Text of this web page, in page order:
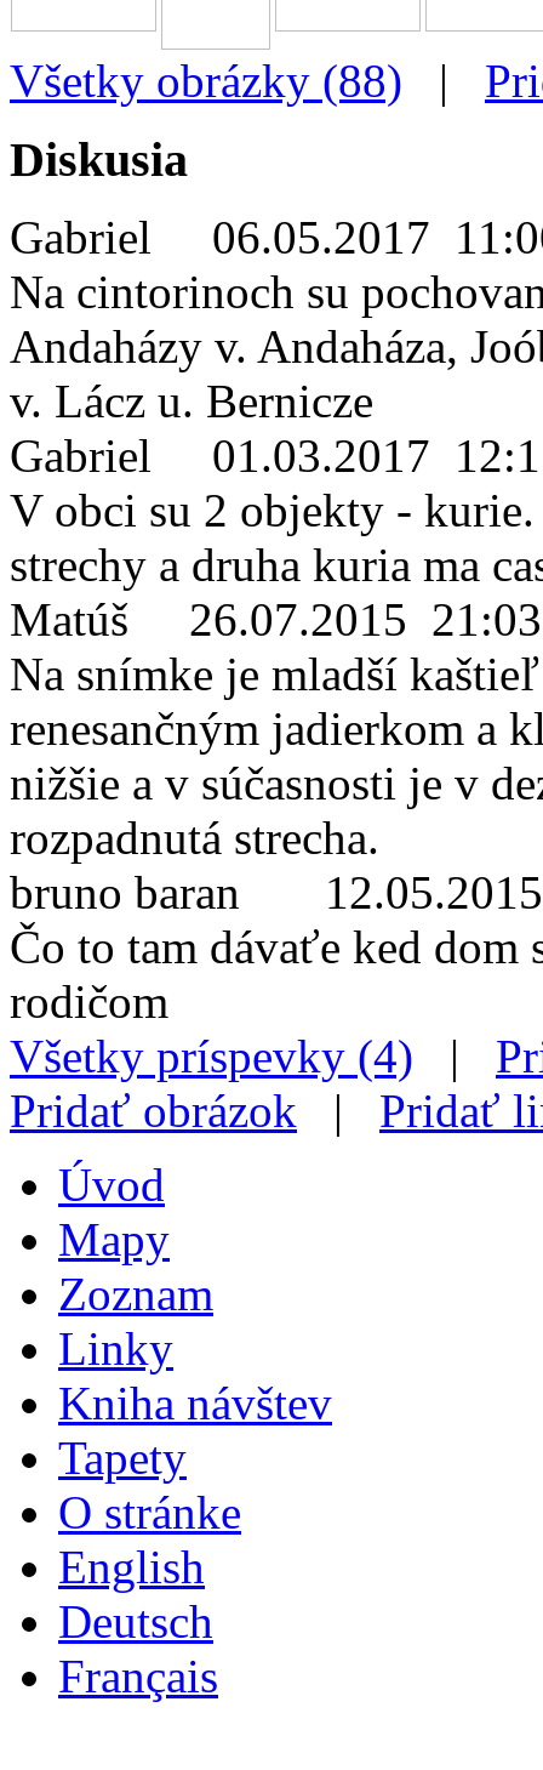
Všetky obrázky (88) |
Diskusia
Gabriel 06.05.2017
Na cintorinoch su
Andaházy v. Andaháza,
v. Lácz u. Bernicze
Gabriel 01.03.2017
V obci su 2 objekty - kurie.
strechy a druha kuria ma
Matúš 26.07.2015
Na snímke je mladší
renesančným jadierkom a
nižšie a v súčasnosti je v
rozpadnutá strecha.
bruno baran
Čo to tam dávaťe ked dom
rodičom
Všetky príspevky (4) |
Pridať obrázok | Pridať
Úvod
Mapy
Zoznam
Linky
Kniha návštev
Tapety
O stránke
English
Deutsch
Français